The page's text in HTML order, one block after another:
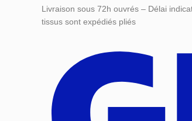
Livraison sous 72h ouvrés – Délai
tissus sont expédiés pliés